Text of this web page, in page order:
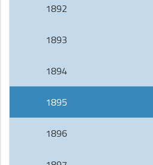
1892
1893
1894
1895
1896